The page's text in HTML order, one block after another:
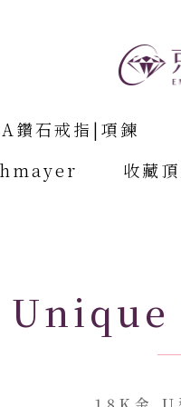
鑽石戒指|項鍊
收藏
Unique